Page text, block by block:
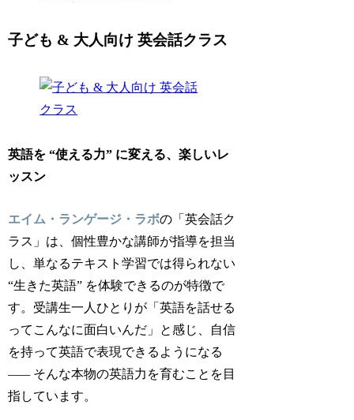
子ども & 大人向け 英会話クラス
英語を “使える力” に変える、楽しいレ
ッスン
エイム・ランゲージ・ラボの「英会話ク
ラス」は、個性豊かな講師が指導を担当
し、単なるテキスト学習では得られない
“生きた英語” を体験できるのが特徴で
す。受講生一人ひとりが「英語を話せる
ってこんなに面白いんだ」と感じ、自信
を持って英語で表現できるようになる
——そんな本物の英語力を育むことを目
指しています。